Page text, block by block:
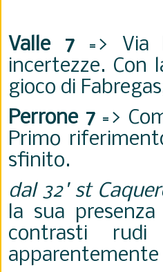
Valle 7 => Via
incertezze. Con
gioco di
Perrone 7=>
Primo
sfinito.
dal 32' st
la sua
contrasti